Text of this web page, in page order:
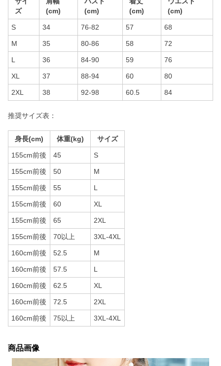
ズ
(cm)
(cm)
(cm)
(cm)
S 34 76-82 57 68
M 35 80-86 58 72
L 36 84-90 59 76
XL 37 88-94 60 80
2XL 38 92-98 60.5 84
推奨サイズ表：
身長(cm) 体重(kg) サイズ
155cm前後 45 S
155cm前後 50 M
155cm前後 55 L
155cm前後 60 XL
155cm前後 65 2XL
155cm前後 70以上 3XL-4XL
160cm前後 52.5 M
160cm前後 57.5 L
160cm前後 62.5 XL
160cm前後 72.5 2XL
160cm前後 75以上 3XL-4XL
商品画像